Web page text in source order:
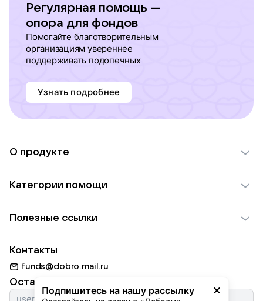
Регулярная помощь —
опора для фондов
Помогайте благотворительным
организациям увереннее
поддерживать подопечных
Узнать подробнее
Подпишитесь на нашу рассылку
О продукте
Использование материалов
Для НКО
Партнерам
Категории помощи
Пожилым
Животным
Природе
Полезные ссылки
Добрый день
Истории
Контакты
funds@dobro.mail.ru
Оставайтесь с нами